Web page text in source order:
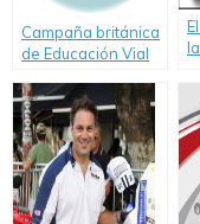
Campaña británica
de Educación Vial
recordarla